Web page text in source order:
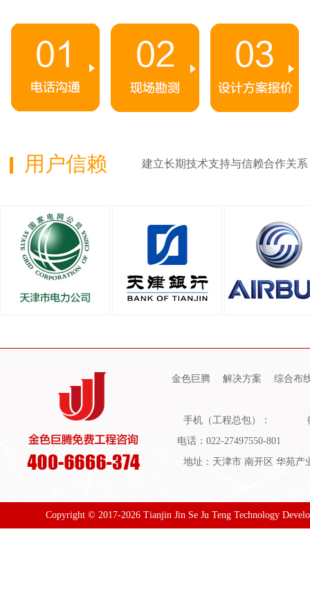
用户信赖 建立长期技术支持与信赖合作关系
金色巨腾 解决方案 综合布
手机（工程总包）：
电话：022-27497550-801
地址：天津市 南开区 华苑产
Copyright © 2017-2026 Tianjin Jin Se Ju Teng Technology